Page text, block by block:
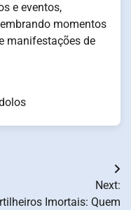
e eventos,
momentos
manifestações de
Next:
Imortais: Quem